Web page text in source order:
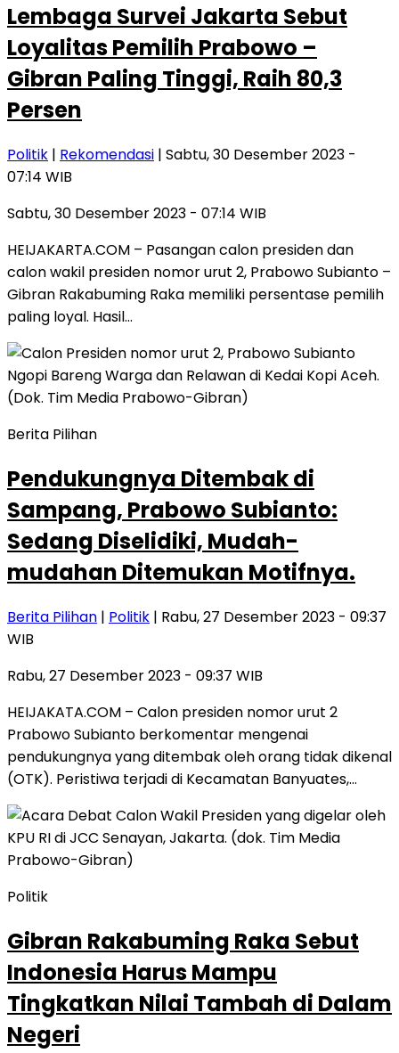
Lembaga Survei Jakarta Sebut
Loyalitas Pemilih Prabowo –
Gibran Paling Tinggi, Raih 80,3
Persen
Politik | Rekomendasi | Sabtu, 30 Desember 2023 -
07:14 WIB
Sabtu, 30 Desember 2023 - 07:14 WIB
HEIJAKARTA.COM – Pasangan calon presiden dan
calon wakil presiden nomor urut 2, Prabowo Subianto –
Gibran Rakabuming Raka memiliki persentase pemilih
paling loyal. Hasil…
Berita Pilihan
Pendukungnya Ditembak di
Sampang, Prabowo Subianto:
Sedang Diselidiki, Mudah-
mudahan Ditemukan Motifnya.
Berita Pilihan | Politik | Rabu, 27 Desember 2023 - 09:37
WIB
Rabu, 27 Desember 2023 - 09:37 WIB
HEIJAKATA.COM – Calon presiden nomor urut 2
Prabowo Subianto berkomentar mengenai
pendukungnya yang ditembak oleh orang tidak dikenal
(OTK). Peristiwa terjadi di Kecamatan Banyuates,…
Politik
Gibran Rakabuming Raka Sebut
Indonesia Harus Mampu
Tingkatkan Nilai Tambah di Dalam
Negeri